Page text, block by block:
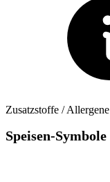
Zusatzstoffe / Allergene
Speisen-Symbole